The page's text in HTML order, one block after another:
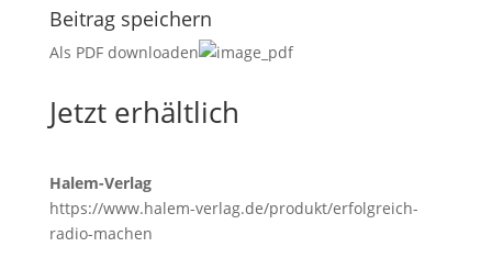
Beitrag speichern
Als PDF downloaden
Jetzt erhältlich
Halem-Verlag
https://www.halem-verlag.de/produkt/erfolgreich-
radio-machen